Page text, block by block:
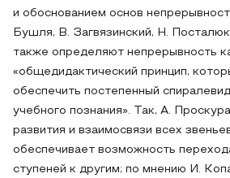
и обоснованием основ
Бушля, В. Загвязинский, Н.
также определяют непрерывность
«общедидактический принцип,
обеспечить постепенный
учебного познания». Так, А.
развития и взаимосвязи всех
обеспечивает возможность
ступеней к другим; по мнению И.